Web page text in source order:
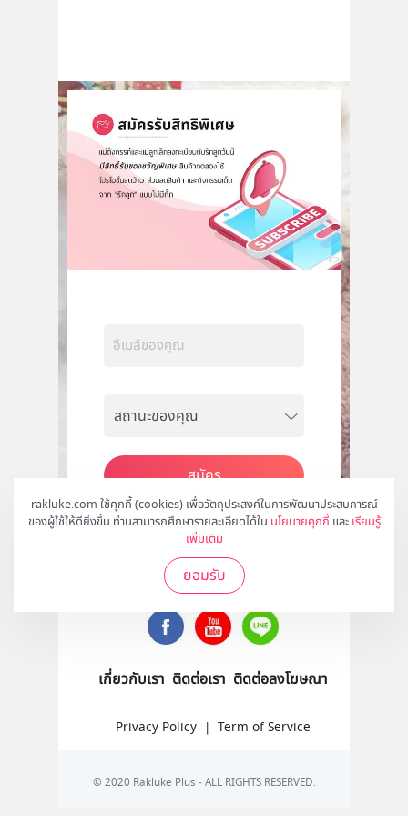
rakluke.com ใช้คุกกี้ (cookies) เพื่อวัตถุประสงค์ในการพัฒนาประสบการณ์
ของผู้ใช้ให้ดียิ่งขึ้น ท่านสามารถศึกษารายละเอียดได้ใน นโยบายคุกกี้ และ เรียนรู้
เพิ่มเติม
ยอมรับ
สมัคร
ติดตามเราได้ที่
เกี่ยวกับเรา ติดต่อเรา ติดต่อลงโฆษณา
Privacy Policy | Term of Service
© 2020 Rakluke Plus - ALL RIGHTS RESERVED.